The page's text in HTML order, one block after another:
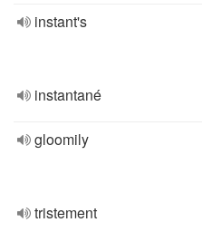
instant's
instantané
gloomily
tristement